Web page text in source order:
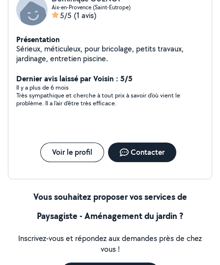
Aix-en-Provence (Saint-Eutrope)
5/5 (1 avis)
Présentation
Sérieux, méticuleux, pour bricolage, petits travaux,
jardinage, entretien piscine.
Dernier avis laissé par Voisin : 5/5
Il y a plus de 6 mois
Très sympathique et cherche à tout prix à savoir d'où vient le
problème. Il a l'air d'être très efficace.
Voir le profil Contacter
Vous souhaitez proposer vos services de
Paysagiste - Aménagement du jardin ?
Inscrivez-vous et répondez aux demandes près de chez
vous !